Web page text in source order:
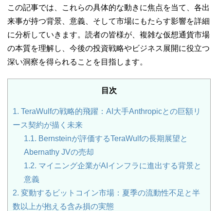
この記事では、これらの具体的な動きに焦点を当て、各出
来事が持つ背景、意義、そして市場にもたらす影響を詳細
に分析していきます。読者の皆様が、複雑な仮想通貨市場
の本質を理解し、今後の投資戦略やビジネス展開に役立つ
深い洞察を得られることを目指します。
目次
1. TeraWulfの戦略的飛躍：AI大手Anthropicとの巨額リ
ース契約が描く未来
1.1. Bernsteinが評価するTeraWulfの長期展望と
Abernathy JVの売却
1.2. マイニング企業がAIインフラに進出する背景と
意義
2. 変動するビットコイン市場：夏季の流動性不足と半
数以上が抱える含み損の実態